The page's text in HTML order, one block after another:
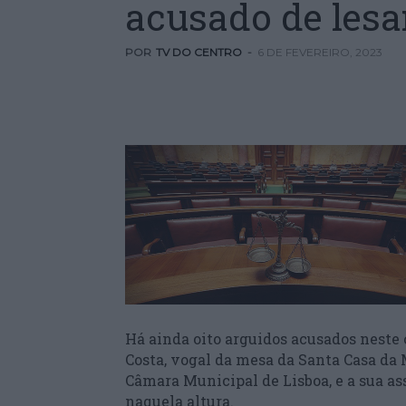
acusado de
POR TV DO CENTRO - 6 DE FEVEREIRO, 2023
Há ainda oito arguidos acusados
Costa, vogal da mesa da Santa Casa
Câmara Municipal de Lisboa, e a sua
naquela altura.